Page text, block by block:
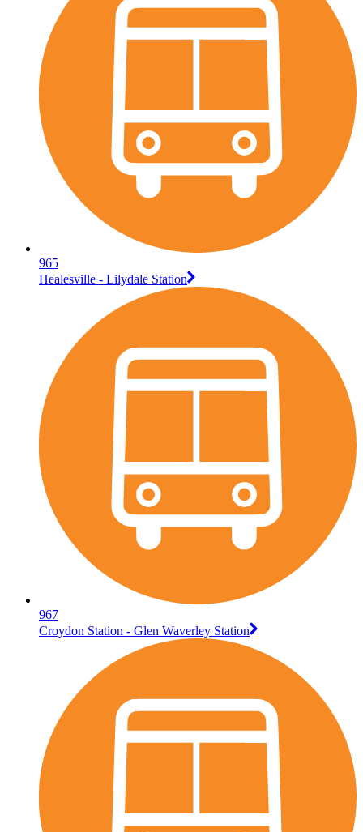
965
Healesville - Lilydale Station
967
Croydon Station - Glen Waverley Station